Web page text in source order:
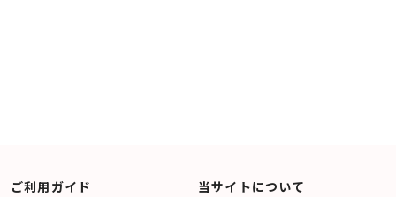
ご利用ガイド 当サイトについて